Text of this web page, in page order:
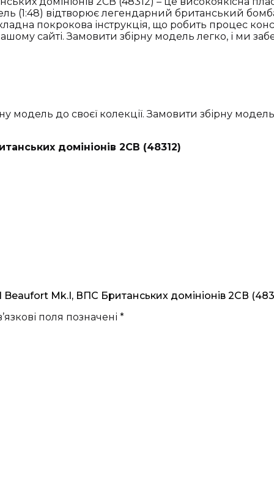
(1:48) відтворює легендарний британський
покрокова інструкція, що робить процес
сайті. Замовити збірну модель легко, і ми
модель до своєї колекції. Замовити збірну
домініонів 2СВ (48312)
Mk.I, ВПС Британських домініонів 2СВ
поля позначені *